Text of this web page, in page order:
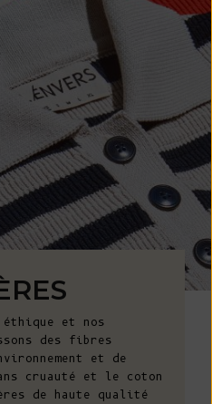
éthique et nos
des fibres
et de
cruauté et le coton
de haute qualité